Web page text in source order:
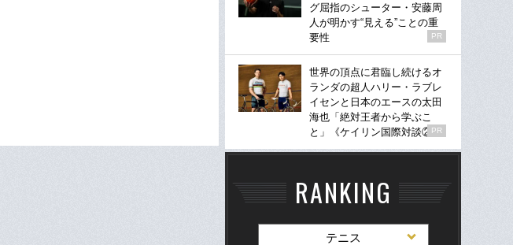
グ屈指のシューター・安藤周
人が明かす“見える”ことの重
要性
PR
世界の頂点に君臨し続けるオ
ランダの超人ハリー・ラブレ
イセンと日本のエースの太田
海也「絶対王者から学ぶこ
と」《ケイリン国際対談②》
PR
RANKING
テニス